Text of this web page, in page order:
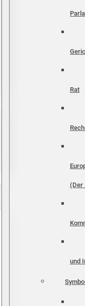
Rat
(Der
und